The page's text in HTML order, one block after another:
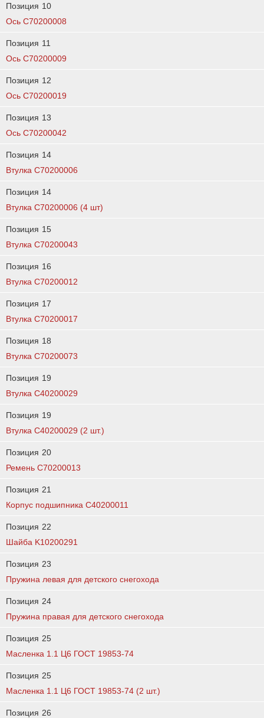
Позиция 10
Ось C70200008
Позиция 11
Ось C70200009
Позиция 12
Ось C70200019
Позиция 13
Ось C70200042
Позиция 14
Втулка C70200006
Позиция 14
Втулка С70200006 (4 шт)
Позиция 15
Втулка C70200043
Позиция 16
Втулка C70200012
Позиция 17
Втулка C70200017
Позиция 18
Втулка C70200073
Позиция 19
Втулка C40200029
Позиция 19
Втулка C40200029 (2 шт.)
Позиция 20
Ремень C70200013
Позиция 21
Корпус подшипника C40200011
Позиция 22
Шайба K10200291
Позиция 23
Пружина левая для детского снегохода
Позиция 24
Пружина правая для детского снегохода
Позиция 25
Масленка 1.1 Ц6 ГОСТ 19853-74
Позиция 25
Масленка 1.1 Ц6 ГОСТ 19853-74 (2 шт.)
Позиция 26